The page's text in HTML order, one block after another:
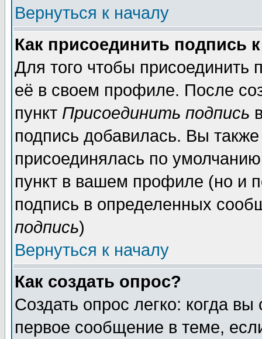
Вернуться к началу
Как присоединить подпись
Для того чтобы присоединить
её в своем профиле. После
пункт Присоединить подпись
подпись добавилась. Вы
присоединялась по
пункт в вашем профиле (но и
подпись в определенных
подпись)
Вернуться к началу
Как создать опрос?
Создать опрос легко: когда
первое сообщение в теме,